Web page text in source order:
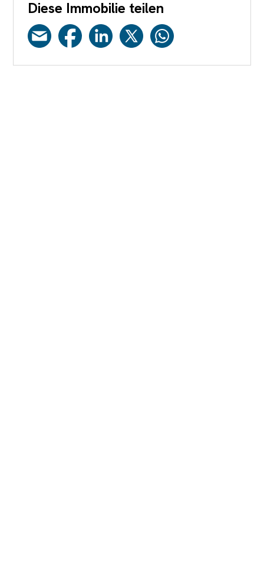
Diese Immobilie teilen